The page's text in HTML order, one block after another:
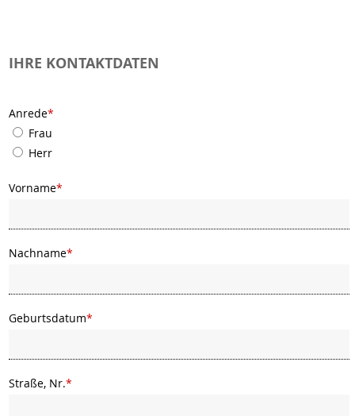
IHRE KONTAKTDATEN
Anrede*
Frau
Herr
Vorname*
Nachname*
Geburtsdatum*
Straße, Nr.*